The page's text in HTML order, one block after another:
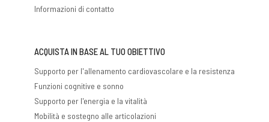
Informazioni di contatto
ACQUISTA IN BASE AL TUO OBIETTIVO
Supporto per l'allenamento cardiovascolare e la resistenza
Funzioni cognitive e sonno
Supporto per l'energia e la vitalità
Mobilità e sostegno alle articolazioni